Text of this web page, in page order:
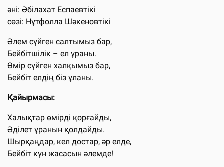
әні: Әбілахат Еспаевтікі
сөзі: Нұтфолла Шәкеновтікі
Әлем сүйген салтымыз бар,
Бейбітшілік – ел ұраны.
Өмір сүйген халқымыз бар,
Бейбіт елдің біз ұланы.
Қайырмасы:
Халықтар өмірді қорғайды,
Әділет ұранын қолдайды.
Шырқаңдар, кел достар, әр елде,
Бейбіт күн жасасын әлемде!